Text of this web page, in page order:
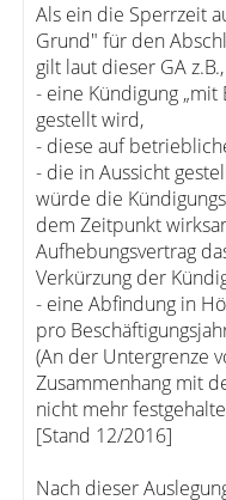
Als ein die Sperrzeit
Grund" für den
gilt laut dieser GA
- eine Kündigung
gestellt wird,
- diese auf
- die in Aussicht
würde die
dem Zeitpunkt
Aufhebungsvertrag
Verkürzung der
- eine Abfindung in
pro
(An der Untergrenze
Zusammenhang mit
nicht mehr
[Stand 12/2016]
Nach dieser